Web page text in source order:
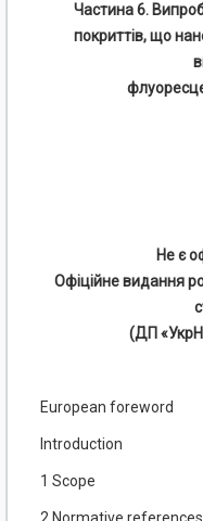
Частина 6.
покриттів, що
Не є
Офіційне видання
(ДП
European foreword
Introduction
1 Scope